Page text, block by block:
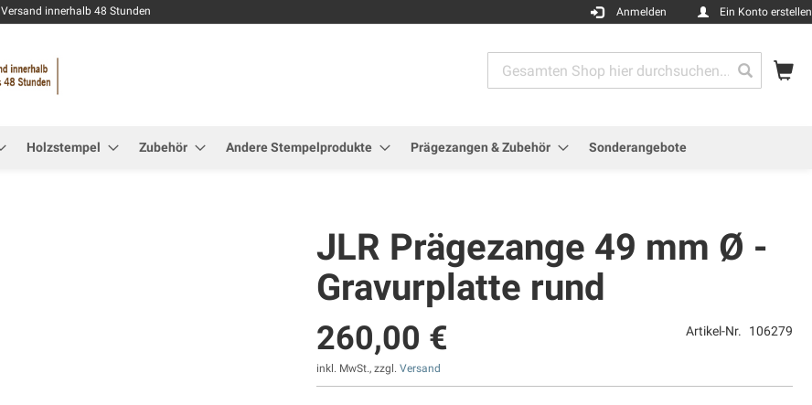
Versand innerhalb 48 Stunden Anmelden Ein Konto erstellen
Search
Holzstempel Zubehör Andere Stempelprodukte Prägezangen & Zubehör Sonderangebote
JLR Prägezange 49 mm Ø -
Gravurplatte rund
260,00 €
inkl. MwSt., zzgl.Versand
Artikel-Nr. 106279